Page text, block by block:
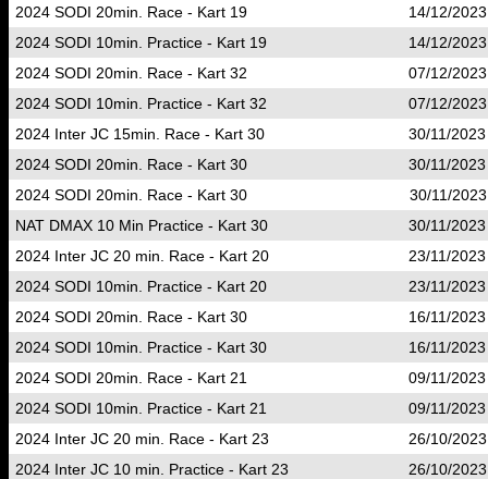
2024 SODI 20min. Race - Kart 19
14/12/
2024 SODI 10min. Practice - Kart 19
14/12/
2024 SODI 20min. Race - Kart 32
07/12/
2024 SODI 10min. Practice - Kart 32
07/12/
2024 Inter JC 15min. Race - Kart 30
30/11/
2024 SODI 20min. Race - Kart 30
30/11/
2024 SODI 20min. Race - Kart 30
30/11/
NAT DMAX 10 Min Practice - Kart 30
30/11/
2024 Inter JC 20 min. Race - Kart 20
23/11/
2024 SODI 10min. Practice - Kart 20
23/11/
2024 SODI 20min. Race - Kart 30
16/11/
2024 SODI 10min. Practice - Kart 30
16/11/
2024 SODI 20min. Race - Kart 21
09/11/
2024 SODI 10min. Practice - Kart 21
09/11/
2024 Inter JC 20 min. Race - Kart 23
26/10/
2024 Inter JC 10 min. Practice - Kart 23
26/10/